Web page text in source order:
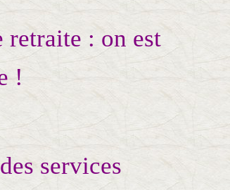
retraite : on est
!
services